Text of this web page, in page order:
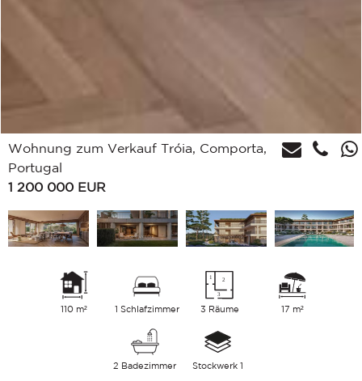
Wohnung zum Verkauf Tróia, Comporta,
Portugal
1 200 000 EUR
110 m² 1 Schlafzimmer 3 Räume 17 m²
2 Badezimmer Stockwerk 1